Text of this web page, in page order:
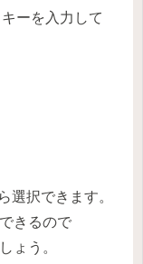
ーを入力して
選択できます。
きるので
ょう。